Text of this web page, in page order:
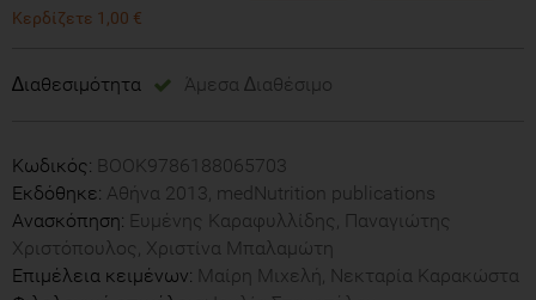
Κερδίζετε 1,00 €
∆ιαθεσιμότητα Άμεσα ∆ιαθέσιμο
Κωδικός: ΒΟΟΚ9786188065703
Εκδόθηκε: Αθήνα 2013, medNutrition publications
Ανασκόπηση: Ευμένης Καραφυλλίδης, Παναγιώτης
Χριστόπουλος, Χριστίνα Μπαλαμώτη
Επιμέλεια κειμένων: Μαίρη Μιχελή, Νεκταρία Καρακώστα